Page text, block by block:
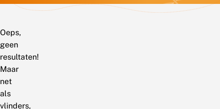
Oeps,
geen
resultaten!
Maar
net
als
vlinders,